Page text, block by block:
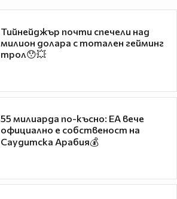
Тийнейджър почти спечели над
милион долара с тотален гейминг
трол😯💥
55 милиарда по-късно: EA вече
официално е собственост на
Саудитска Арабия💰